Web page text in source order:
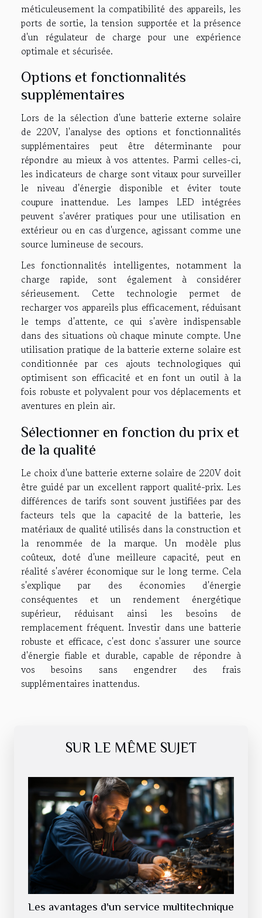
méticuleusement la compatibilité des appareils, les
ports de sortie, la tension supportée et la présence
d'un régulateur de charge pour une expérience
optimale et sécurisée.
Options et fonctionnalités
supplémentaires
Lors de la sélection d'une batterie externe solaire
de 220V, l'analyse des options et fonctionnalités
supplémentaires peut être déterminante pour
répondre au mieux à vos attentes. Parmi celles-ci,
les indicateurs de charge sont vitaux pour surveiller
le niveau d'énergie disponible et éviter toute
coupure inattendue. Les lampes LED intégrées
peuvent s'avérer pratiques pour une utilisation en
extérieur ou en cas d'urgence, agissant comme une
source lumineuse de secours.
Les fonctionnalités intelligentes, notamment la
charge rapide, sont également à considérer
sérieusement. Cette technologie permet de
recharger vos appareils plus efficacement, réduisant
le temps d'attente, ce qui s'avère indispensable
dans des situations où chaque minute compte. Une
utilisation pratique de la batterie externe solaire est
conditionnée par ces ajouts technologiques qui
optimisent son efficacité et en font un outil à la
fois robuste et polyvalent pour vos déplacements et
aventures en plein air.
Sélectionner en fonction du prix et
de la qualité
Le choix d'une batterie externe solaire de 220V doit
être guidé par un excellent rapport qualité-prix. Les
différences de tarifs sont souvent justifiées par des
facteurs tels que la capacité de la batterie, les
matériaux de qualité utilisés dans la construction et
la renommée de la marque. Un modèle plus
coûteux, doté d'une meilleure capacité, peut en
réalité s'avérer économique sur le long terme. Cela
s'explique par des économies d'énergie
conséquentes et un rendement énergétique
supérieur, réduisant ainsi les besoins de
remplacement fréquent. Investir dans une batterie
robuste et efficace, c'est donc s'assurer une source
d'énergie fiable et durable, capable de répondre à
vos besoins sans engendrer des frais
supplémentaires inattendus.
SUR LE MÊME SUJET
Les avantages d'un service multitechnique